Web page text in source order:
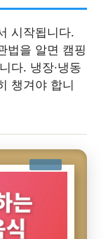
시작됩니다.
법을 알면 캠핑
다. 냉장·냉동
챙겨야 합니